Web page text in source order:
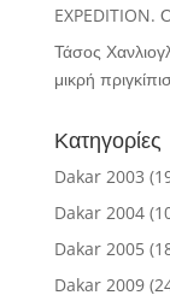
EXPEDITION.
Τάσος
μικρή
Κατηγορίες
Dakar 2003
Dakar 2004
Dakar 2005
Dakar 2009